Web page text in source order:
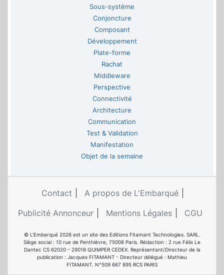
Sous-système
Conjoncture
Composant
Développement
Plate-forme
Rachat
Middleware
Perspective
Connectivité
Architecture
Communication
Test & Validation
Manifestation
Objet de la semaine
Contact
A propos de L'Embarqué
Publicité Annonceur
Mentions Légales CGU
© L'Embarqué 2026 est un site des Editions Fitamant Technologies. SARL.
Siège social : 10 rue de Penthièvre, 75008 Paris. Rédaction : 2 rue Félix Le
Dantec CS 62020 – 29018 QUIMPER CEDEX. Représentant/Directeur de la
publication : Jacques FITAMANT - Directeur délégué : Mathieu
FITAMANT. N°509 667 895 RCS PARIS